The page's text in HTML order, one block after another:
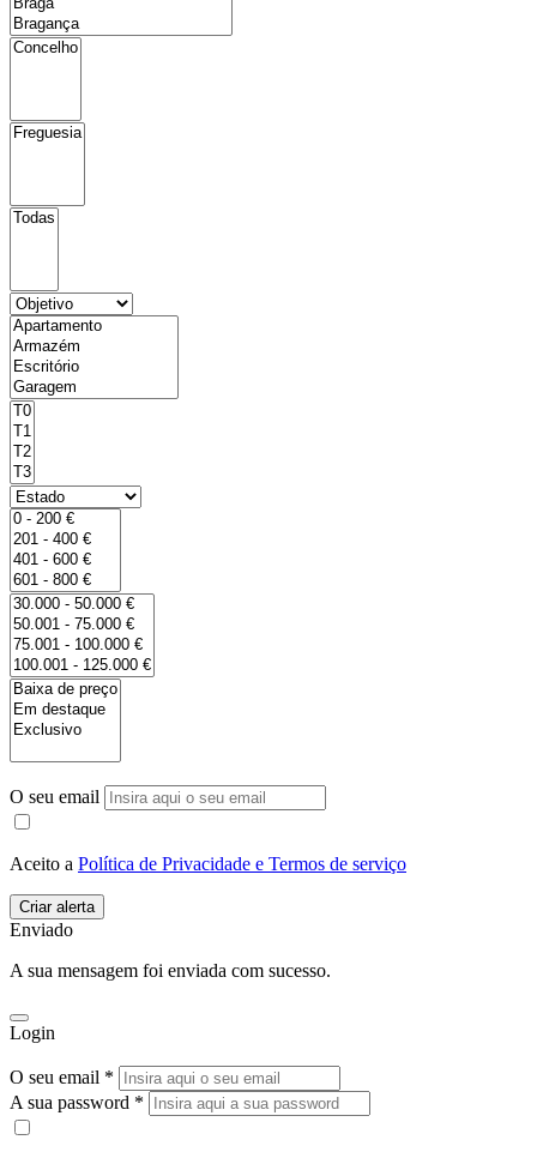
O seu email
Aceito a Política de Privacidade e Termos de serviço
Enviado
A sua mensagem foi enviada com sucesso.
Login
O seu email *
A sua password *